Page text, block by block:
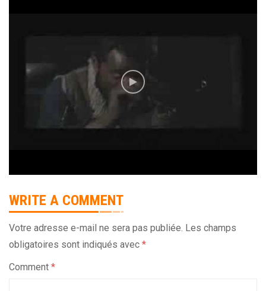
WRITE A COMMENT
Votre adresse e-mail ne sera pas publiée. Les champs
obligatoires sont indiqués avec *
Comment *